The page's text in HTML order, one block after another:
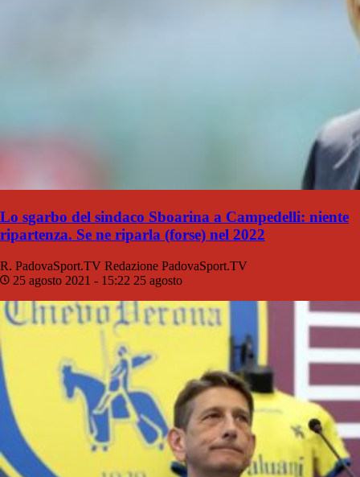
Lo sgarbo del sindaco Sboarina a Campedelli: niente
ripartenza. Se ne riparla (forse) nel 2022
R. PadovaSport.TV Redazione PadovaSport.TV
25 agosto 2021 - 15:22 25 agosto